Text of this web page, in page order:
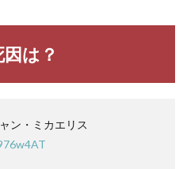
は？
ン・ミカエリス